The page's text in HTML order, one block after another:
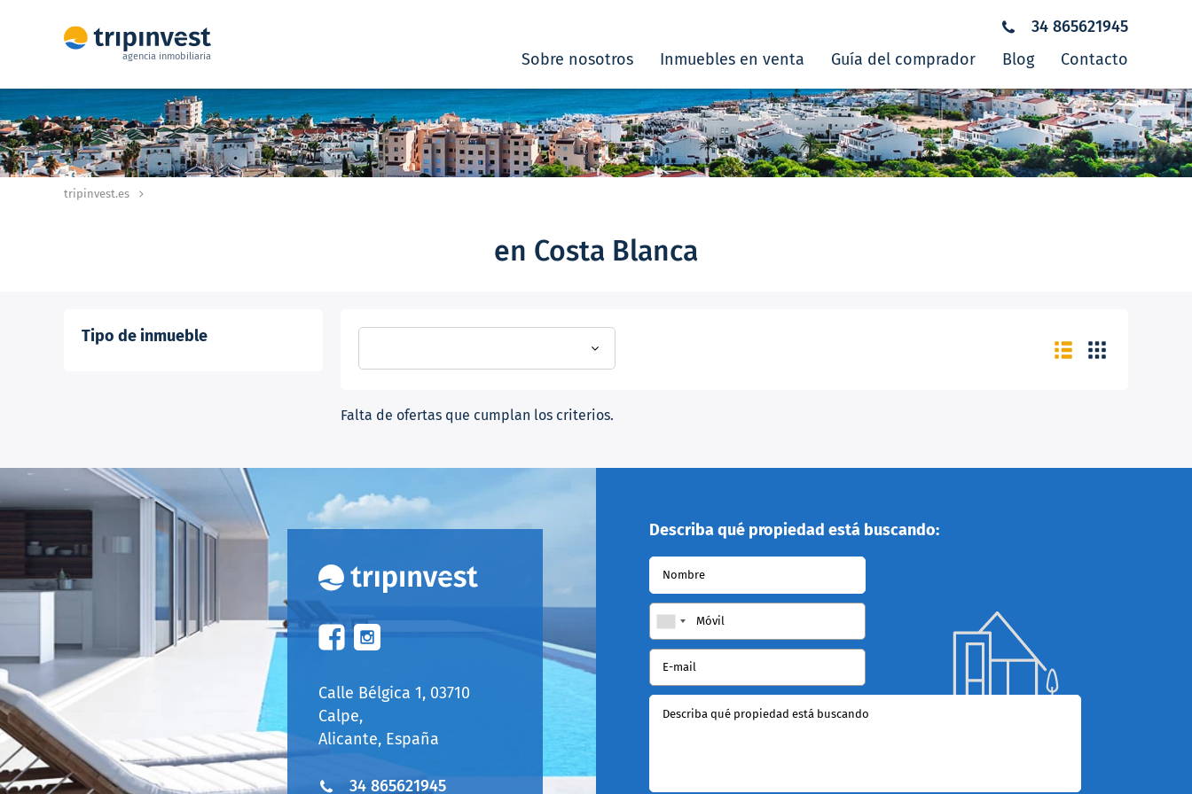
agencia inmobiliaria
34 865621945
Sobre nosotros
Inmuebles en venta Guía del comprador Blog Contacto
tripinvest.es
en Costa Blanca
Tipo de inmueble
Falta de ofertas que cumplan los criterios.
Calle Bélgica 1, 03710
Calpe,
Alicante, España
34 865621945
Describa qué propiedad está buscando:
Nombre
Móvil
E-mail
Describa qué propiedad está buscando